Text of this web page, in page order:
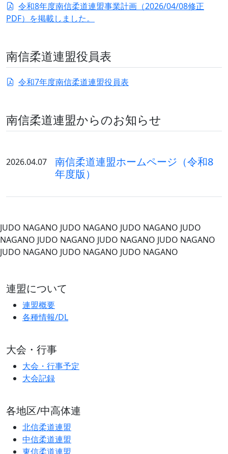
令和8年度南信柔道連盟事業計画（2026/04/08修正
PDF）を掲載しました。
南信柔道連盟役員表
令和7年度南信柔道連盟役員表
南信柔道連盟からのお知らせ
2026.04.07
南信柔道連盟ホームページ（令和8
年度版）
JUDO NAGANO JUDO NAGANO JUDO NAGANO JUDO
NAGANO JUDO NAGANO JUDO NAGANO JUDO NAGANO
JUDO NAGANO JUDO NAGANO JUDO NAGANO
連盟について
連盟概要
各種情報/DL
大会・行事
大会・行事予定
大会記録
各地区/中高体連
北信柔道連盟
中信柔道連盟
東信柔道連盟